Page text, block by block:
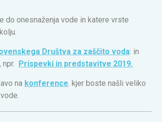
do onesnaženja vode in katere vrste
Društva za zaščito voda: in
Prispevki in predstavitve 2019.
na konference . kjer boste našli veliko